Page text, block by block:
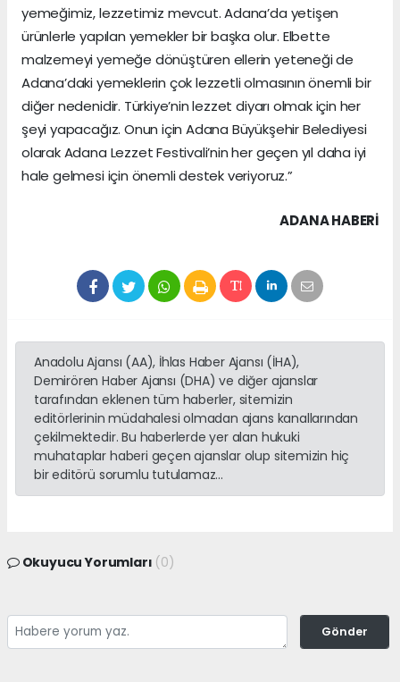
yemeğimiz, lezzetimiz mevcut. Adana’da yetişen
ürünlerle yapılan yemekler bir başka olur. Elbette
malzemeyi yemeğe dönüştüren ellerin yeteneği de
Adana’daki yemeklerin çok lezzetli olmasının önemli bir
diğer nedenidir. Türkiye’nin lezzet diyarı olmak için her
şeyi yapacağız. Onun için Adana Büyükşehir Belediyesi
olarak Adana Lezzet Festivali’nin her geçen yıl daha iyi
hale gelmesi için önemli destek veriyoruz.”
ADANA HABERİ
Anadolu Ajansı (AA), İhlas Haber Ajansı (İHA),
Demirören Haber Ajansı (DHA) ve diğer ajanslar
tarafından eklenen tüm haberler, sitemizin
editörlerinin müdahalesi olmadan ajans kanallarından
çekilmektedir. Bu haberlerde yer alan hukuki
muhataplar haberi geçen ajanslar olup sitemizin hiç
bir editörü sorumlu tutulamaz...
Okuyucu Yorumları (0)
Gönder